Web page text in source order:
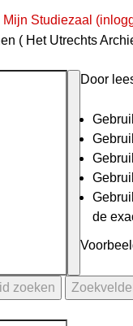
Mijn Studiezaal
( Het Utrechts
Door
de
zoeken